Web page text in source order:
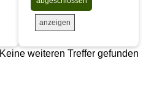
anzeigen
Keine weiteren Treffer gefunden